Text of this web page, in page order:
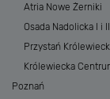
Atria Nowe Żerniki
Osada Nadolicka I i II
Przystań
Królewiecka
Poznań